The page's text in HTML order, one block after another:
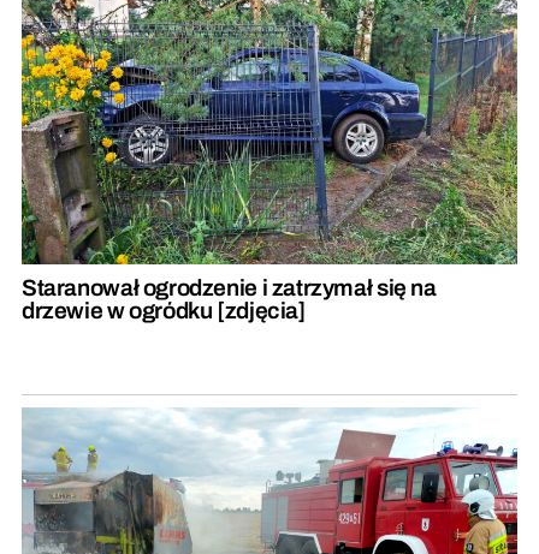
Staranował ogrodzenie i zatrzymał się na
drzewie w ogródku [zdjęcia]